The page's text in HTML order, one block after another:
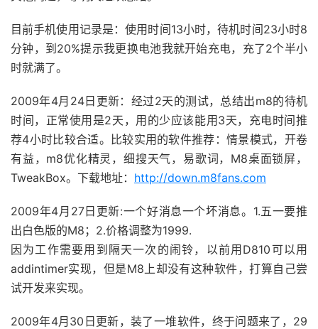
目前手机使用记录是：使用时间13小时，待机时间23小时8
分钟，到20%提示我更换电池我就开始充电，充了2个半小
时就满了。
2009年4月24日更新：经过2天的测试，总结出m8的待机
时间，正常使用是2天，用的少应该能用3天，充电时间推
荐4小时比较合适。比较实用的软件推荐：情景模式，开卷
有益，m8优化精灵，细搜天气，易歌词，M8桌面锁屏，
TweakBox。下载地址： http://down.m8fans.com
2009年4月27日更新:一个好消息一个坏消息。1.五一要推
出白色版的M8；2.价格调整为1999.
因为工作需要用到隔天一次的闹铃，以前用D810可以用
addintimer实现，但是M8上却没有这种软件，打算自己尝
试开发来实现。
2009年4月30日更新，装了一堆软件，终于问题来了，29